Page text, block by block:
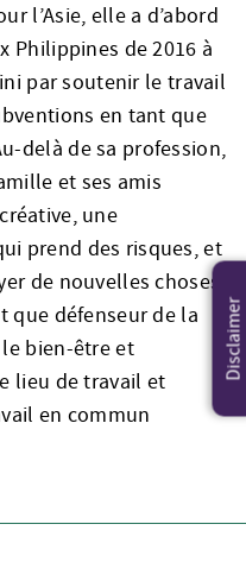
l’Asie, elle a d’abord
Philippines de 2016 à
par soutenir le travail
en tant que
delà de sa profession,
et ses amis
une
prend des risques, et
de nouvelles choses
que défenseur de la
bien-être et
lieu de travail et
en commun
Disclaimer